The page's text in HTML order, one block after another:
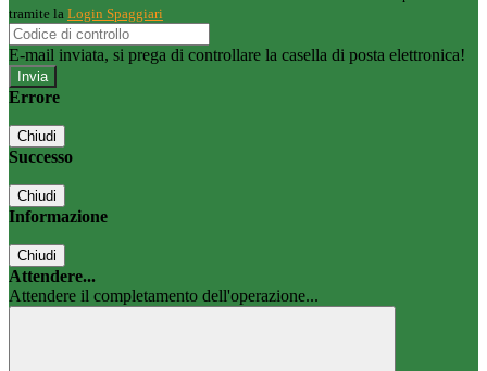
tramite la Login Spaggiari
E-mail inviata, si prega di controllare la casella di posta elettronica!
Errore
Chiudi
Successo
Chiudi
Informazione
Chiudi
Attendere...
Attendere il completamento dell'operazione...